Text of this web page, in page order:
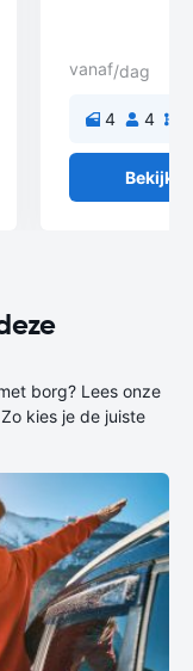
vanaf/dag
4 4
Bekijk
borg? Lees onze
kies je de juiste